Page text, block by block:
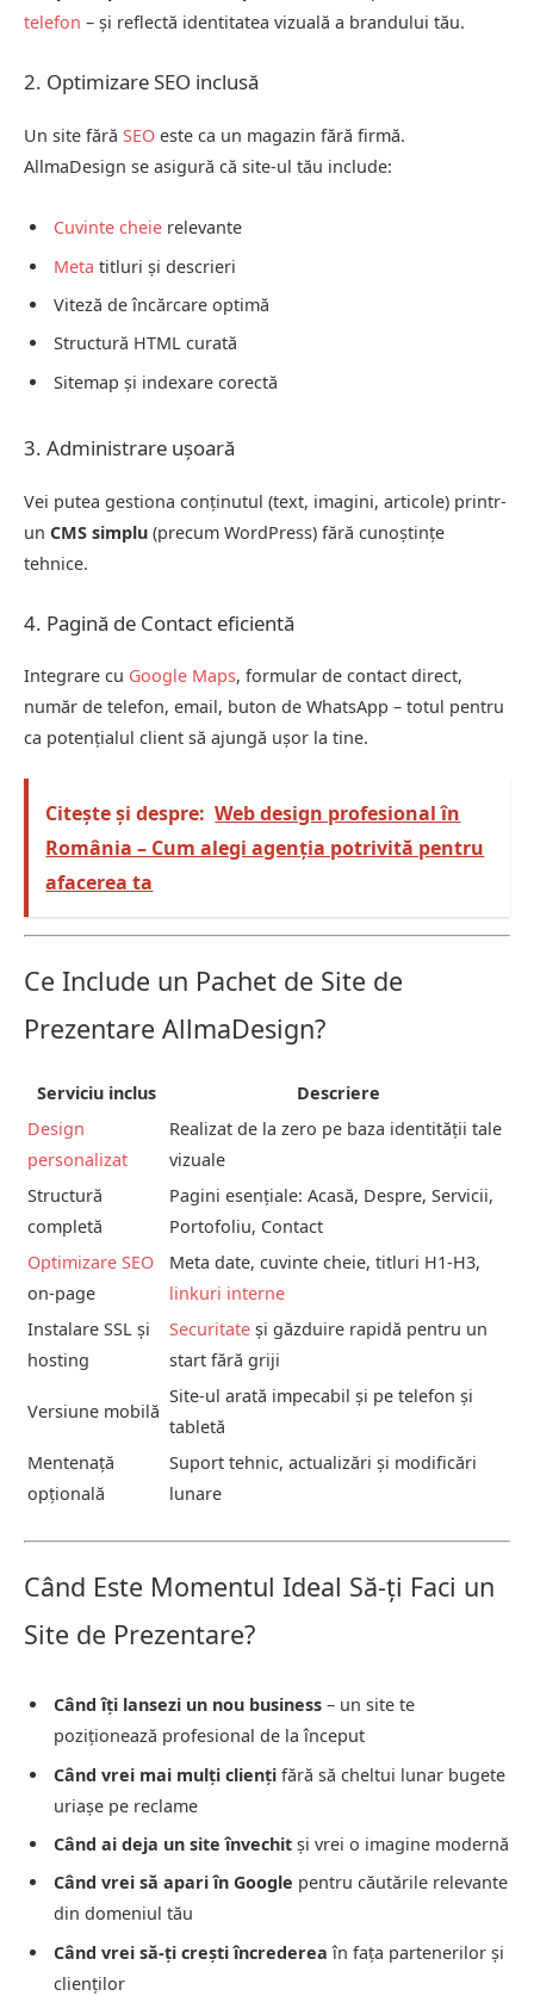
telefon – și reflectă identitatea vizuală a brandului tău.
2. Optimizare SEO inclusă
Un site fără SEO este ca un magazin fără firmă.
AllmaDesign se asigură că site-ul tău include:
Cuvinte cheie relevante
Meta titluri și descrieri
Viteză de încărcare optimă
Structură HTML curată
Sitemap și indexare corectă
3. Administrare ușoară
Vei putea gestiona conținutul (text, imagini, articole) printr-
un CMS simplu (precum WordPress) fără cunoștințe
tehnice.
4. Pagină de Contact eficientă
Integrare cu Google Maps, formular de contact direct,
număr de telefon, email, buton de WhatsApp – totul pentru
ca potențialul client să ajungă ușor la tine.
Citește și despre: Web design profesional în
România – Cum alegi agenția potrivită pentru
afacerea ta
Ce Include un Pachet de Site de
Prezentare AllmaDesign?
Serviciu inclus
Descriere
Design
personalizat
Realizat de la zero pe baza identității tale
vizuale
Structură
completă
Pagini esențiale: Acasă, Despre, Servicii,
Portofoliu, Contact
Optimizare SEO
on-page
Meta date, cuvinte cheie, titluri H1-H3,
linkuri interne
Instalare SSL și
hosting
Securitate și găzduire rapidă pentru un
start fără griji
Versiune mobilă
Site-ul arată impecabil și pe telefon și
tabletă
Mentenață
opțională
Suport tehnic, actualizări și modificări
lunare
Când Este Momentul Ideal Să-ți Faci un
Site de Prezentare?
Când îți lansezi un nou business – un site te
poziționează profesional de la început
Când vrei mai mulți clienți fără să cheltui lunar bugete
uriașe pe reclame
Când ai deja un site învechit și vrei o imagine modernă
Când vrei să apari în Google pentru căutările relevante
din domeniul tău
Când vrei să-ți crești încrederea în fața partenerilor și
clienților